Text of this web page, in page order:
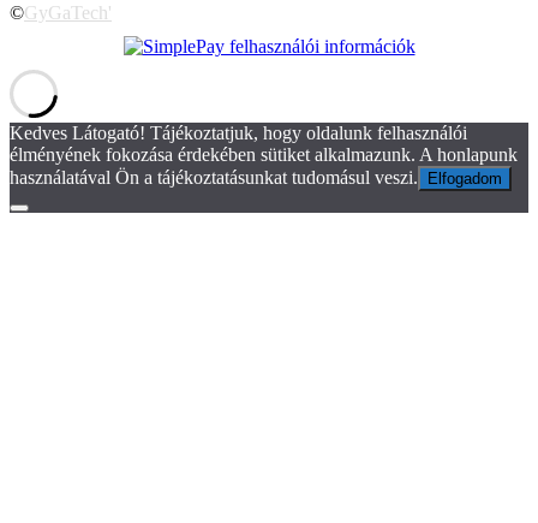
©GyGaTech'
Kedves Látogató! Tájékoztatjuk, hogy oldalunk felhasználói
élményének fokozása érdekében sütiket alkalmazunk. A honlapunk
használatával Ön a tájékoztatásunkat tudomásul veszi.
Elfogadom